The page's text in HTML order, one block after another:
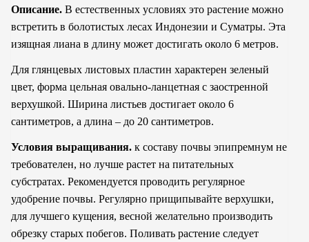
Описание. В естественных условиях это растение можно
встретить в болотистых лесах Индонезии и Суматры. Эта
изящная лиана в длину может достигать около 6 метров.
Для глянцевых листовых пластин характерен зеленый
цвет, форма цельная овально-ланцетная с заостренной
верхушкой. Ширина листьев достигает около 6
сантиметров, а длина – до 20 сантиметров.
Условия выращивания. к составу почвы эпипремнум не
требователен, но лучше растет на питательных
субстратах. Рекомендуется проводить регулярное
удобрение почвы. Регулярно прищипывайте верхушки,
для лучшего кущения, весной желательно производить
обрезку старых побегов. Поливать растение следует